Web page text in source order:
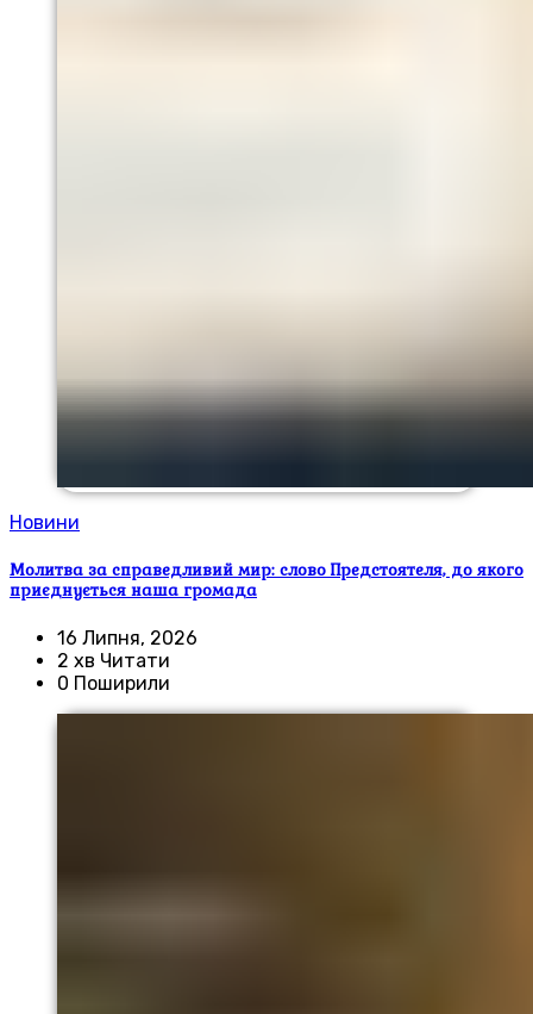
Новини
Молитва за справедливий мир: слово Предстоятеля, до якого
приєднується наша громада
16 Липня, 2026
2 хв Читати
0 Поширили